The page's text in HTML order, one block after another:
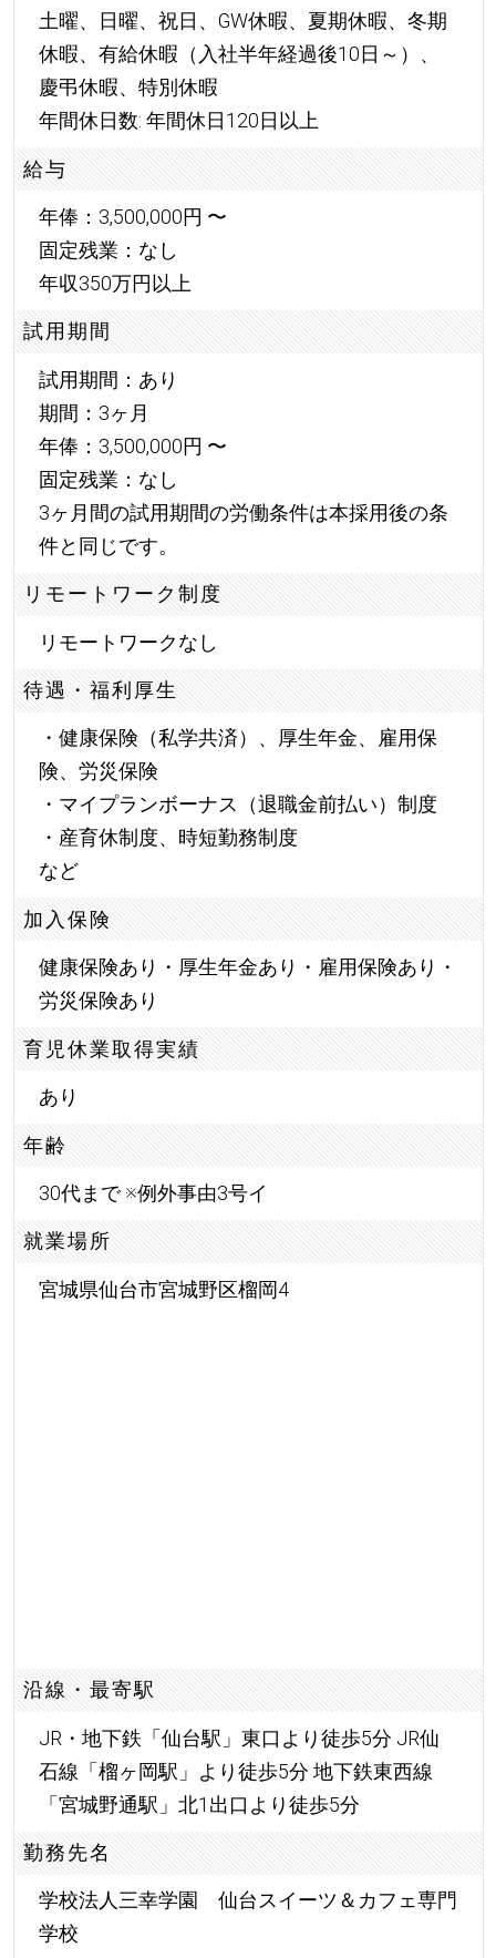
土曜、日曜、祝日、GW休暇、夏期休暇、冬期
休暇、有給休暇（入社半年経過後10日～）、
慶弔休暇、特別休暇
年間休日数: 年間休日120日以上
給与
年俸：3,500,000円 〜
固定残業：なし
年収350万円以上
試用期間
試用期間：あり
期間：3ヶ月
年俸：3,500,000円 〜
固定残業：なし
3ヶ月間の試用期間の労働条件は本採用後の条
件と同じです。
リモートワーク制度
リモートワークなし
待遇・福利厚生
・健康保険（私学共済）、厚生年金、雇用保
険、労災保険
・マイプランボーナス（退職金前払い）制度
・産育休制度、時短勤務制度
など
加入保険
健康保険あり・厚生年金あり・雇用保険あり・
労災保険あり
育児休業取得実績
あり
年齢
30代まで ※例外事由3号イ
就業場所
宮城県仙台市宮城野区榴岡4
沿線・最寄駅
JR・地下鉄「仙台駅」東口より徒歩5分 JR仙
石線「榴ヶ岡駅」より徒歩5分 地下鉄東西線
「宮城野通駅」北1出口より徒歩5分
勤務先名
学校法人三幸学園 仙台スイーツ＆カフェ専門
学校